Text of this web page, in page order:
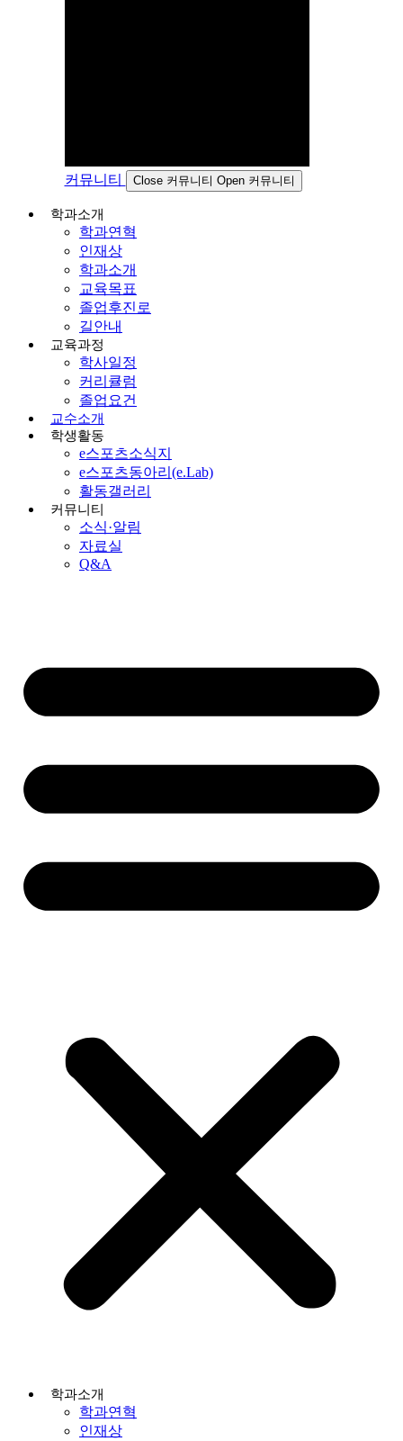
커뮤니티 Close 커뮤니티 Open 커뮤니티
학과소개
학과연혁
인재상
학과소개
교육목표
졸업후진로
길안내
교육과정
학사일정
커리큘럼
졸업요건
교수소개
학생활동
e스포츠소식지
e스포츠동아리(e.Lab)
활동갤러리
커뮤니티
소식·알림
자료실
Q&A
학과소개
학과연혁
인재상